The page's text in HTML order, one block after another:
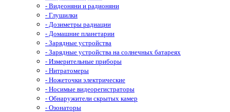
- Видеоняни и радионяни
- Глушилки
- Дозиметры радиации
- Домашние планетарии
- Зарядные устройства
- Зарядные устройства на солнечных батареях
- Измерительные приборы
- Нитратомеры
- Ножеточки электрические
- Носимые видеорегистраторы
- Обнаружители скрытых камер
- Озонаторы